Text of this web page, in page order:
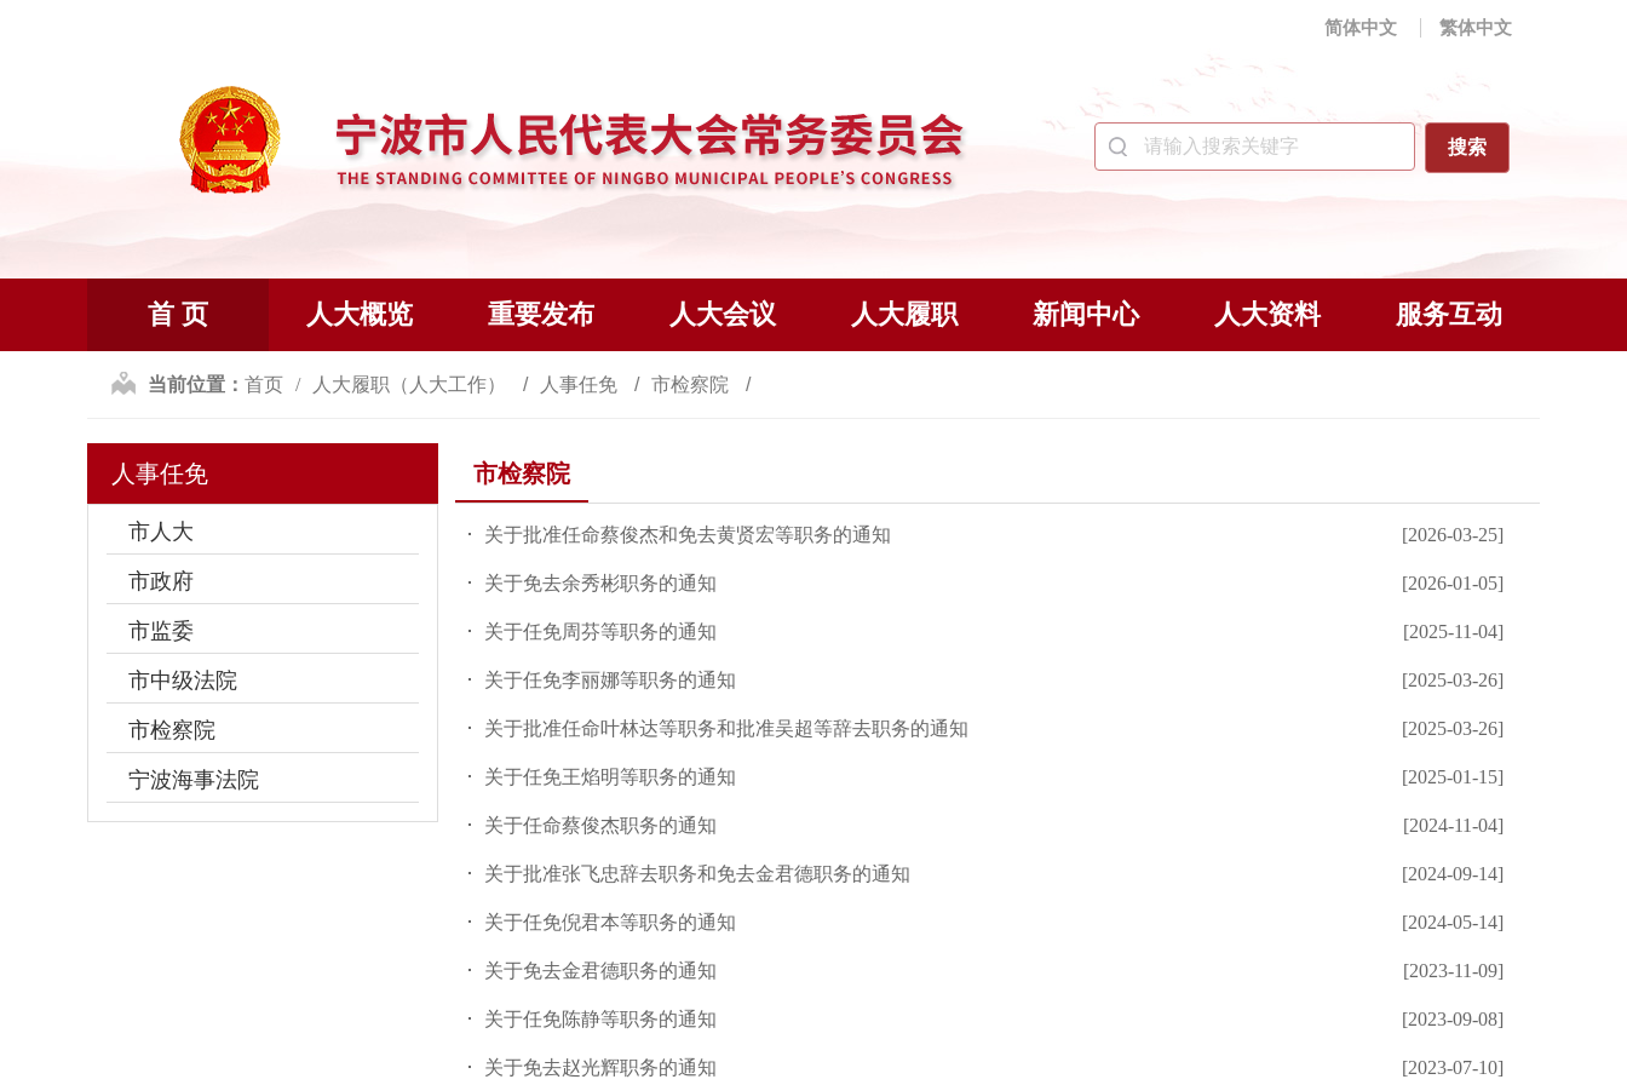
简体中文 繁体中文
首 页 人大概览 重要发布 人大会议 人大履职 新闻中心 人大资料 服务互动
当前位置： 首页 人大履职（人大工作） 人事任免 市检察院
人事任免
市人大
市政府
市监委
市中级法院
市检察院
宁波海事法院
市检察院
关于批准任命蔡俊杰和免去黄贤宏等职务的通知 [2026-03-25]
关于免去余秀彬职务的通知 [2026-01-05]
关于任免周芬等职务的通知 [2025-11-04]
关于任免李丽娜等职务的通知 [2025-03-26]
​关于批准任命叶林达等职务和批准吴超等辞去职务的通知 [2025-03-26]
关于任免王焰明等职务的通知 [2025-01-15]
关于任命蔡俊杰职务的通知 [2024-11-04]
关于批准张飞忠辞去职务和免去金君德职务的通知 [2024-09-14]
关于任免倪君本等职务的通知 [2024-05-14]
​关于免去金君德职务的通知 [2023-11-09]
关于任免陈静等职务的通知 [2023-09-08]
关于免去赵光辉职务的通知 [2023-07-10]